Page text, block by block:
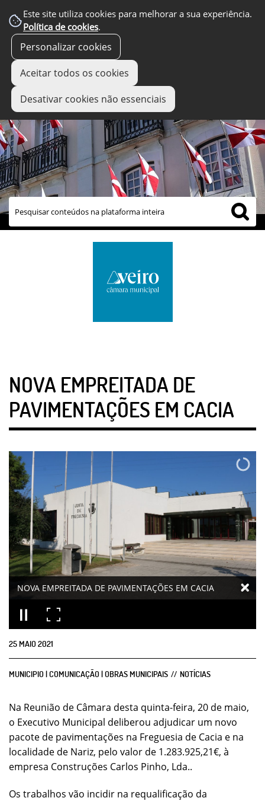
Este site utiliza cookies para melhorar a sua experiência.
Política de cookies.
Personalizar cookies
Aceitar todos os cookies
Desativar cookies não essenciais
links úteis
NOVA EMPREITADA DE
PAVIMENTAÇÕES EM CACIA
NOVA EMPREITADA DE PAVIMENTAÇÕES EM CACIA
25 MAIO2021
MUNICIPIO | COMUNICAÇÃO | OBRAS MUNICIPAIS NOTÍCIAS
Na Reunião de Câmara desta quinta-feira, 20 de maio,
o Executivo Municipal deliberou adjudicar um novo
pacote de pavimentações na Freguesia de Cacia e na
localidade de Nariz, pelo valor de 1.283.925,21€, à
empresa Construções Carlos Pinho, Lda..
Os trabalhos vão incidir na requalificação da